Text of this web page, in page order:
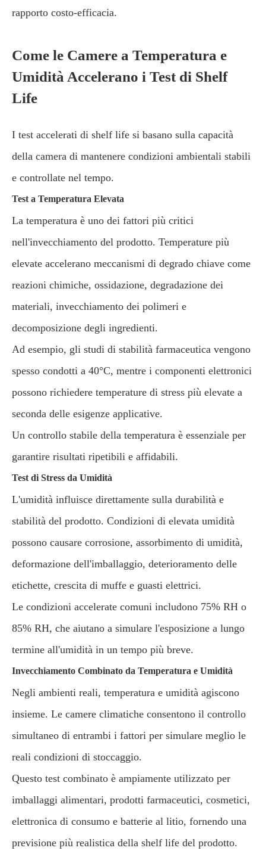
rapporto costo-efficacia.
Come le Camere a Temperatura e
Umidità Accelerano i Test di Shelf
Life
I test accelerati di shelf life si basano sulla capacità
della camera di mantenere condizioni ambientali stabili
e controllate nel tempo.
Test a Temperatura Elevata
La temperatura è uno dei fattori più critici
nell'invecchiamento del prodotto. Temperature più
elevate accelerano meccanismi di degrado chiave come
reazioni chimiche, ossidazione, degradazione dei
materiali, invecchiamento dei polimeri e
decomposizione degli ingredienti.
Ad esempio, gli studi di stabilità farmaceutica vengono
spesso condotti a 40°C, mentre i componenti elettronici
possono richiedere temperature di stress più elevate a
seconda delle esigenze applicative.
Un controllo stabile della temperatura è essenziale per
garantire risultati ripetibili e affidabili.
Test di Stress da Umidità
L'umidità influisce direttamente sulla durabilità e
stabilità del prodotto. Condizioni di elevata umidità
possono causare corrosione, assorbimento di umidità,
deformazione dell'imballaggio, deterioramento delle
etichette, crescita di muffe e guasti elettrici.
Le condizioni accelerate comuni includono 75% RH o
85% RH, che aiutano a simulare l'esposizione a lungo
termine all'umidità in un tempo più breve.
Invecchiamento Combinato da Temperatura e Umidità
Negli ambienti reali, temperatura e umidità agiscono
insieme. Le camere climatiche consentono il controllo
simultaneo di entrambi i fattori per simulare meglio le
reali condizioni di stoccaggio.
Questo test combinato è ampiamente utilizzato per
imballaggi alimentari, prodotti farmaceutici, cosmetici,
elettronica di consumo e batterie al litio, fornendo una
previsione più realistica della shelf life del prodotto.